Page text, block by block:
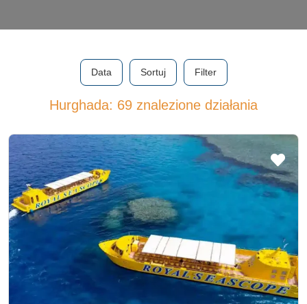
Data Sortuj Filter
Hurghada: 69 znalezione działania